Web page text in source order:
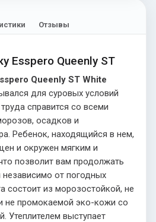
Отзывы
Esspero Queenly ST
Queenly ST White
для суровых условий
справится со всеми
осадков и
Ребенок, находящийся в нем,
и окружен мягким и
позволит вам продолжать
от погодных
состоит из морозостойкой, не
не промокаемой эко-кожи со
Утеплителем выступает